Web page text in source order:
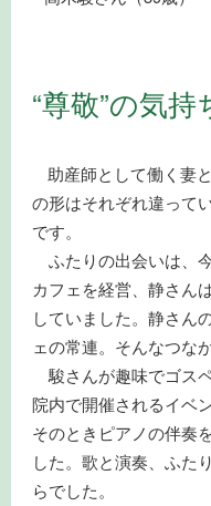
“尊敬”の気持
助産師として働く妻
の形はそれぞれ違って
です。
ふたりの出会いは、
カフェを経営、静さん
していました。静さん
ェの常連。そんなつな
駿さんが趣味でゴス
院内で開催されるイベ
そのときピアノの伴奏
した。歌と演奏、ふた
らでした。